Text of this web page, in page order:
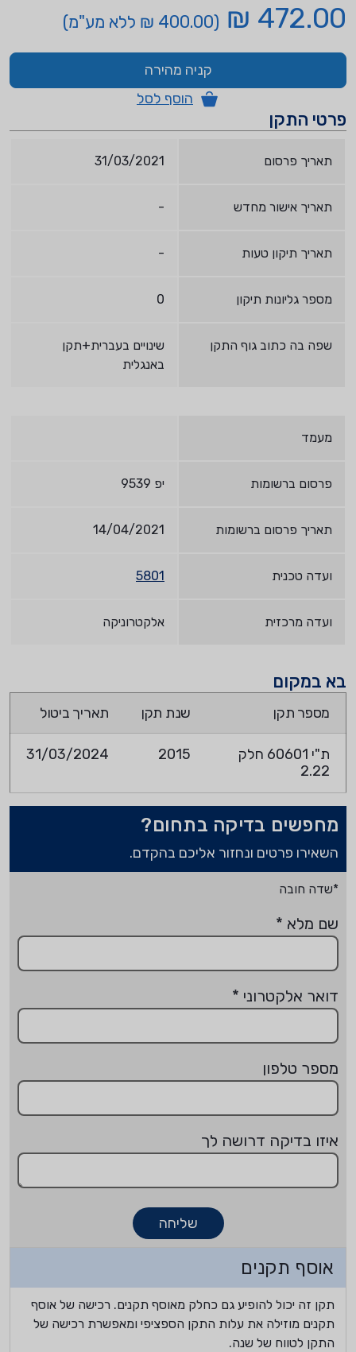
472.00 ₪ (400.00 ₪ ללא מע"מ)
קניה מהירה
הוסף לסל
פרטי התקן
תאריך פרסום 31/03/2021
תאריך אישור מחדש -
תאריך תיקון טעות -
מספר גליונות תיקון 0
שפה בה כתוב גוף התקן
שינויים בעברית+תקן
באנגלית
מעמד
פרסום ברשומות יפ 9539
תאריך פרסום ברשומות 14/04/2021
ועדה טכנית 5801
ועדה מרכזית אלקטרוניקה
בא במקום
מספר תקן שנת תקן תאריך ביטול
ת"י 60601 חלק
2.22
2015
31/03/2024
מחפשים בדיקה בתחום?
השאירו פרטים ונחזור אליכם בהקדם.
*שדה חובה
שם מלא *
דואר אלקטרוני *
מספר טלפון
איזו בדיקה דרושה לך
שליחה
אוסף תקנים
תקן זה יכול להופיע גם כחלק מאוסף תקנים. רכישה של אוסף
תקנים מוזילה את עלות התקן הספציפי ומאפשרת רכישה של
התקן לטווח של שנה.